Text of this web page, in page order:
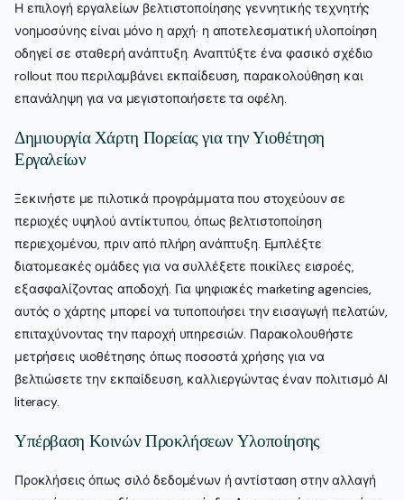
Η επιλογή εργαλείων βελτιστοποίησης γεννητικής τεχνητής
νοημοσύνης είναι μόνο η αρχή· η αποτελεσματική υλοποίηση
οδηγεί σε σταθερή ανάπτυξη. Αναπτύξτε ένα φασικό σχέδιο
rollout που περιλαμβάνει εκπαίδευση, παρακολούθηση και
επανάληψη για να μεγιστοποιήσετε τα οφέλη.
Δημιουργία Χάρτη Πορείας για την Υιοθέτηση
Εργαλείων
Ξεκινήστε με πιλοτικά προγράμματα που στοχεύουν σε
περιοχές υψηλού αντίκτυπου, όπως βελτιστοποίηση
περιεχομένου, πριν από πλήρη ανάπτυξη. Εμπλέξτε
διατομεακές ομάδες για να συλλέξετε ποικίλες εισροές,
εξασφαλίζοντας αποδοχή. Για ψηφιακές marketing agencies,
αυτός ο χάρτης μπορεί να τυποποιήσει την εισαγωγή πελατών,
επιταχύνοντας την παροχή υπηρεσιών. Παρακολουθήστε
μετρήσεις υιοθέτησης όπως ποσοστά χρήσης για να
βελτιώσετε την εκπαίδευση, καλλιεργώντας έναν πολιτισμό AI
literacy.
Υπέρβαση Κοινών Προκλήσεων Υλοποίησης
Προκλήσεις όπως σιλό δεδομένων ή αντίσταση στην αλλαγή